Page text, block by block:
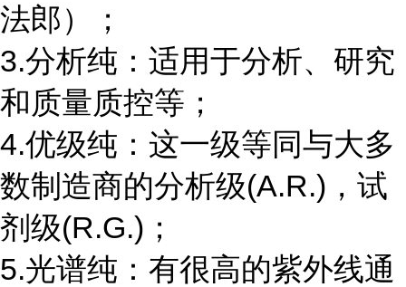
法郎）；
3.分析纯：适用于分析、研究
和质量质控等；
4.优级纯：这一级等同与大多
数制造商的分析级(A.R.)，试
剂级(R.G.)；
5.光谱纯：有很高的紫外线通